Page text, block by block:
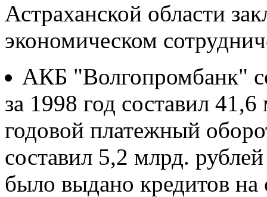
Астраханской области
экономическом
АКБ "Волгопромбанк"
за 1998 год составил
годовой платежный
составил 5,2 млрд.
было выдано кредитов